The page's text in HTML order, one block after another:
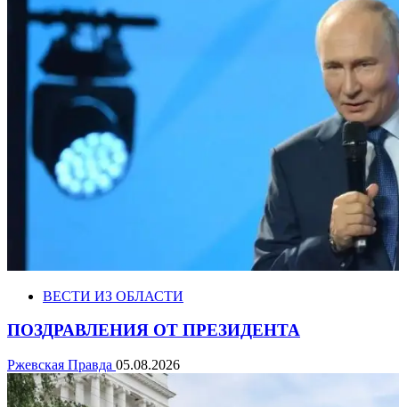
ВЕСТИ ИЗ ОБЛАСТИ
ПОЗДРАВЛЕНИЯ ОТ ПРЕЗИДЕНТА
Ржевская Правда 05.08.2026